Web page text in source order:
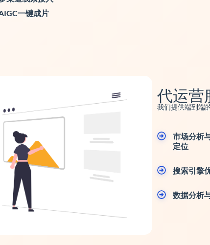
一键成片
代运营
我们提供端到端
市场分析
定位
搜索引擎
数据分析